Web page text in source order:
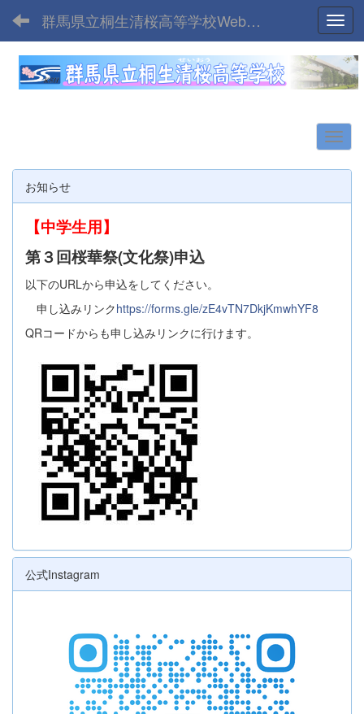
群馬県立桐生清桜高等学校Webサイト
お知らせ
【中学生用】
第３回桜華祭(文化祭)申込
以下のURLから申込をしてください。
申し込みリンクhttps://forms.gle/zE4vTN7DkjKmwhYF8
QRコードからも申し込みリンクに行けます。
公式Instagram